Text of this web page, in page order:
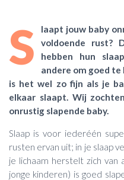
S
laapt jouw baby
voldoende rust?
hebben hun
andere om goed
is het wel zo fijn als je
elkaar slaapt. Wij
onrustig slapende baby.
Slaap is voor iederéén
rusten ervan uit; in je slaap
je lichaam herstelt zich van
jonge kinderen) is goed